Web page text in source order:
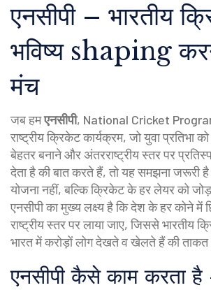
एनसीपी – भारतीय
भविष्य shaping
मंच
जब हमएनसीपी, National Cricket
राष्ट्रीय क्रिकेट कार्यक्रम, जो युवा प्रतिभा
बेहतर बनाने और अंतरराष्ट्रीय स्तर पर
देता हैकी बात करते हैं, तो यह समझना जरूरी है
योजना नहीं, बल्कि क्रिकेट के हर लेयर को
एनसीपी का मुख्य लक्ष्य है कि देश के हर कोने में
राष्ट्रीय स्तर पर लाया जाए, जिससे भारतीय
भारत में करोड़ों लोग देखते व खेलते हैंकी ताकत
एनसीपी कैसे काम करता